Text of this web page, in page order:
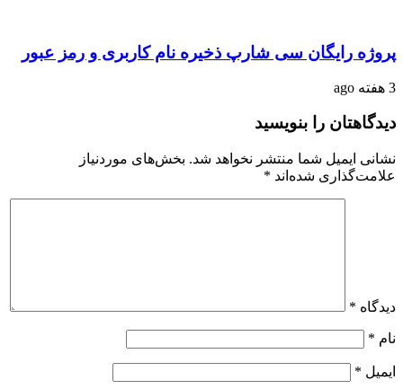
پروژه رایگان سی شارپ ذخیره نام کاربری و رمز عبور
3 هفته ago
دیدگاهتان را بنویسید
نشانی ایمیل شما منتشر نخواهد شد. بخش‌های موردنیاز
علامت‌گذاری شده‌اند *
دیدگاه *
نام *
ایمیل *